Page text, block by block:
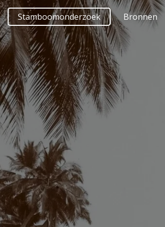
Stamboomonderzoek Bronnen